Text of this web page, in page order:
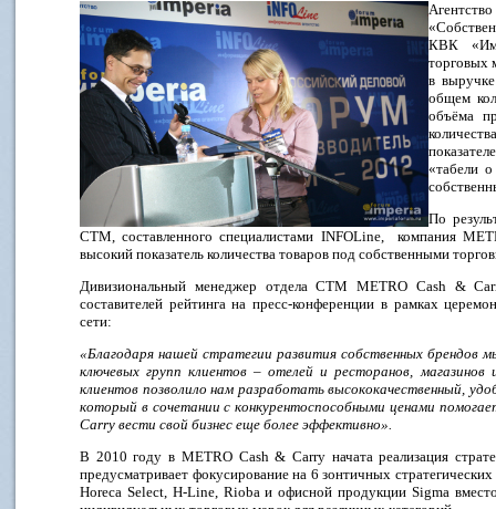
КВК
торговых
в
общем
объёма
«табели
По
СТМ, составленного специалистами INFOLine, компания
высокий показатель количества товаров под собственными
Дивизиональный менеджер отдела СТМ METRO Cash &
составителей рейтинга на пресс-конференции в рамках
сети:
«Благодаря нашей стратегии развития собственных брендов
ключевых групп клиентов – отелей и ресторанов,
клиентов позволило нам разработать высококачественный,
который в сочетании с конкурентоспособными ценами
Carry вести свой бизнес еще более эффективно».
В 2010 году в METRO Cash & Carry начата реализация
предусматривает фокусирование на 6 зонтичных
Horeca Select, H-Line, Rioba и офисной продукции Sigma